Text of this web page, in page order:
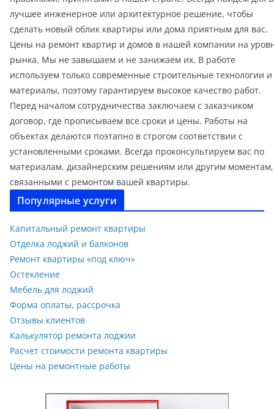
лучшее инженерное или архитектурное решение, чтобы
сделать новый облик квартиры или дома приятным для вас.
Цены на ремонт квартир и домов в нашей компании на
рынка. Мы не завышаем и не занижаем их. В работе
используем только современные строительные технологии и
материалы, поэтому гарантируем высокое качество работ.
Перед началом сотрудничества заключаем с заказчиком
договор, где прописываем все сроки и цены. Работы на
объектах делаются поэтапно в строгом соответствии с
установленными сроками. Всегда проконсультируем вас по
материалам, дизайнерским решениям или другим моментам,
связанными с ремонтом вашей квартиры.
Популярные услуги
Капитальный ремонт квартиры
Отделка лоджий и балконов
Ремонт квартиры «под ключ»
Остекление
Мебель для лоджий
Форма оплаты, рассрочка
Отзывы клиентов
Калькулятор ремонта лоджии
Расчет стоимости ремонта квартиры
Цены на ремонтные работы